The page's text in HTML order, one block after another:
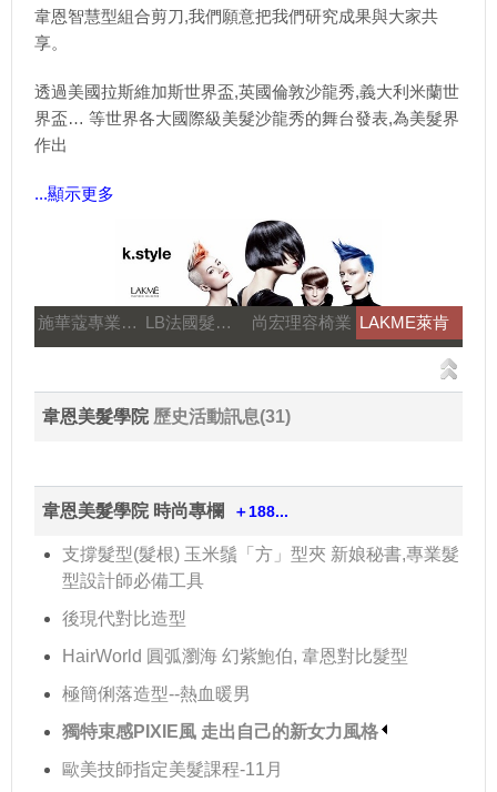
韋恩智慧型組合剪刀,我們願意把我們研究成果與大家共
享。
透過美國拉斯維加斯世界盃,英國倫敦沙龍秀,義大利米蘭世
界盃… 等世界各大國際級美髮沙龍秀的舞台發表,為美髮界
作出
...顯示更多
施華蔻專業美髮 LB法國髮妝之鑰 尚宏理容椅業 LAKME萊肯
韋恩美髮學院 歷史活動訊息(31)
韋恩美髮學院 時尚專欄 ＋188...
支撐髮型(髮根) 玉米鬚「方」型夾 新娘秘書,專業髮
型設計師必備工具
後現代對比造型
HairWorld 圓弧瀏海 幻紫鮑伯, 韋恩對比髮型
極簡俐落造型--熱血暖男
獨特束感PIXIE風 走出自己的新女力風格
歐美技師指定美髮課程-11月